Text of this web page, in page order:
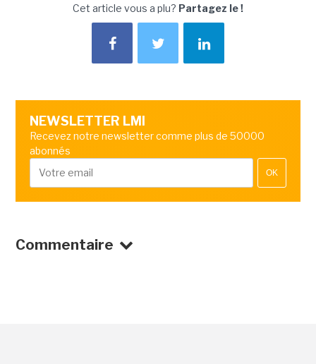
Cet article vous a plu? Partagez le !
NEWSLETTER LMI
Recevez notre newsletter comme plus de 50000
abonnés
OK
Commentaire